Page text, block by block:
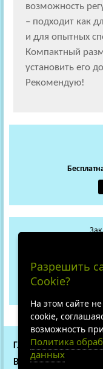
возможность
– подходит как
и для опытных
Компактный
установить его
Рекомендую!
ГЛАВНАЯ
ВАКАНСИИ
Разрешить
Cookie?
На этом сайте
cookie,
возможность
Политика
данных